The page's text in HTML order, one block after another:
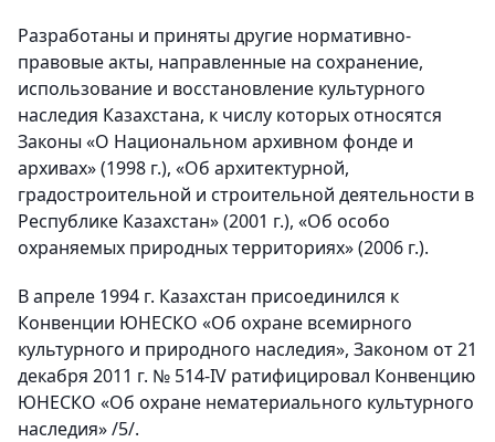
Разработаны и приняты другие нормативно-
правовые акты, направленные на сохранение,
использование и восстановление культурного
наследия Казахстана, к числу которых относятся
Законы «О Национальном архивном фонде и
архивах» (1998 г.), «Об архитектурной,
градостроительной и строительной деятельности в
Республике Казахстан» (2001 г.), «Об особо
охраняемых природных территориях» (2006 г.).
В апреле 1994 г. Казахстан присоединился к
Конвенции ЮНЕСКО «Об охране всемирного
культурного и природного наследия», Законом от 21
декабря 2011 г. № 514-IV ратифицировал Конвенцию
ЮНЕСКО «Об охране нематериального культурного
наследия» /5/.